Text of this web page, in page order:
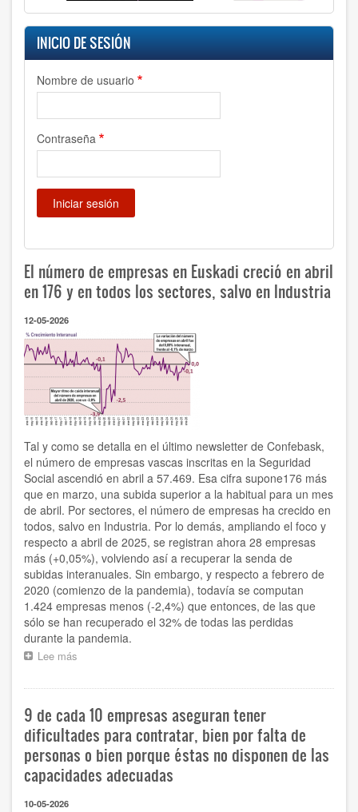
INICIO DE SESIÓN
Nombre de usuario
Contraseña
El número de empresas en Euskadi creció en abril
en 176 y en todos los sectores, salvo en Industria
12-05-2026
Tal y como se detalla en el último newsletter de Confebask,
el número de empresas vascas inscritas en la Seguridad
Social ascendió en abril a 57.469. Esa cifra supone176 más
que en marzo, una subida superior a la habitual para un mes
de abril. Por sectores, el número de empresas ha crecido en
todos, salvo en Industria. Por lo demás, ampliando el foco y
respecto a abril de 2025, se registran ahora 28 empresas
más (+0,05%), volviendo así a recuperar la senda de
subidas interanuales. Sin embargo, y respecto a febrero de
2020 (comienzo de la pandemia), todavía se computan
1.424 empresas menos (-2,4%) que entonces, de las que
sólo se han recuperado el 32% de todas las perdidas
durante la pandemia.
Lee más
empresas
en
Euskadi
creció
en
abril
9 de cada 10 empresas aseguran tener
dificultades para contratar, bien por falta de
personas o bien porque éstas no disponen de las
capacidades adecuadas
10-05-2026